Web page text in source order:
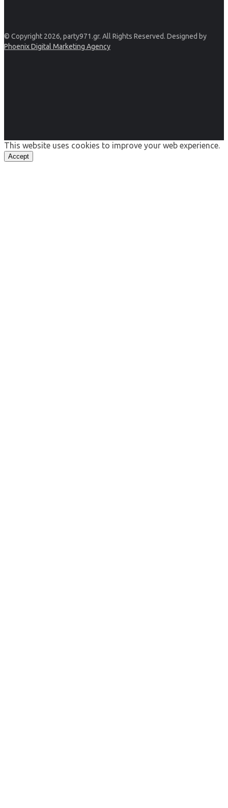
© Copyright 2026, party971.gr. All Rights Reserved. Designed by
Phoenix Digital Marketing Agency
This website uses cookies to improve your web experience.
Accept